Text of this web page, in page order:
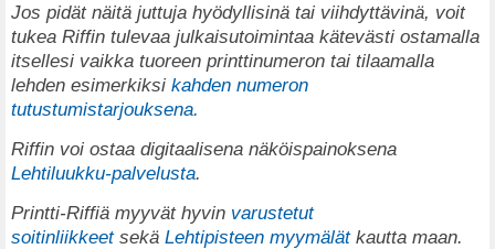
Jos pidät näitä juttuja hyödyllisinä tai viihdyttävinä, voit
tukea Riffin tulevaa julkaisutoimintaa kätevästi ostamalla
itsellesi vaikka tuoreen printtinumeron tai tilaamalla
lehden esimerkiksi kahden numeron
tutustumistarjouksena.
Riffin voi ostaa digitaalisena näköispainoksena
Lehtiluukku-palvelusta.
Printti-Riffiä myyvät hyvin varustetut
soitinliikkeet sekä Lehtipisteen myymälätkautta maan.